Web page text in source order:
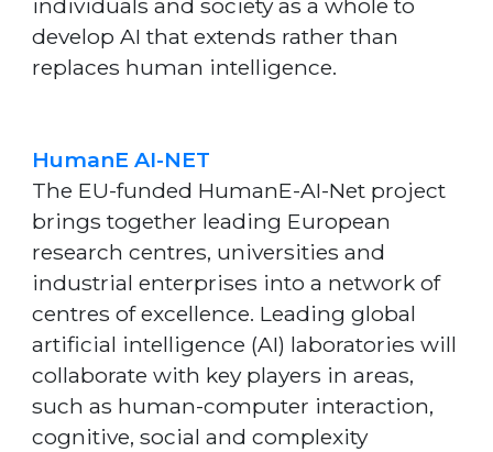
individuals and society as a whole to
develop AI that extends rather than
replaces human intelligence.
HumanE AI-NET
The EU-funded HumanE-AI-Net project
brings together leading European
research centres, universities and
industrial enterprises into a network of
centres of excellence. Leading global
artificial intelligence (AI) laboratories will
collaborate with key players in areas,
such as human-computer interaction,
cognitive, social and complexity